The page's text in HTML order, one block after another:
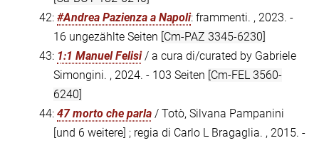
42: #Andrea Pazienza a Napoli: frammenti. , 2023. -
16 ungezählte Seiten [Cm-PAZ 3345-6230]
43: 1:1 Manuel Felisi/ a cura di/curated by Gabriele
Simongini. , 2024. - 103 Seiten [Cm-FEL 3560-
6240]
44: 47 morto che parla / Totò, Silvana Pampanini
[und 6 weitere] ; regia di Carlo L Bragaglia. , 2015. -